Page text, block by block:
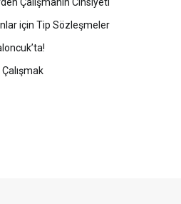
için Tip Sözleşmeler